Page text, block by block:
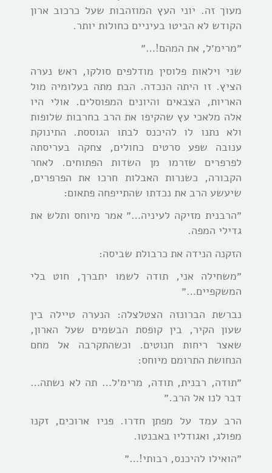
מעוך זה. יוני העץ המוזהבות שעל כרכוב ארון
הקודש לא הביטו בעיניים כחולות יותר.
״מרימ׳ל, את המהם!…״
שני וילאות פלוסין מודלפים סולקו, ראש נערה
הציץ. זו היתה הנכדה. הבת מתה בעלומיה מול
האריות, הצבאים והיונים המפוסלים. אולי היו
אלה מלאכי עץ שהקיפו את הרב בחרבות שלופות
ולא נתנו לו להיכנס לבתו הגוססת. התינוקת
ענובה שפע סרטים כחולים, צחקה בעריסתה
לפרפרים שזרמו מן השדות הפתוחים. לאחר
הקבורה, כשנרות האבלות חרכו את הפרפרים,
שיעשע הרב את נכדתו שהתייפחה פתאום:
״הרבנית מזיקה לעיניה…״ אמר מיוחס ותלש את
גדילי המפה.
הזקנה הנידה את כרבולת שביסה:
״משחילה אני, תודה לשמו יתברך, חוט בלי
המשקפיים…״
נברשת הברונזה הצטלצלה: הנערה טיילה בין
שעון הקיר, בין קופסת הבשמים שעל הארון,
שאצר ריחות חנוטים. וכשהתקרבה אל מחם
הנחושת התרומם מיוחס:
״תודה, רבנית, תודה, מרימ׳ל… תה לא נשתה…
דבר לנו אל הרב.״
הרב עמד על מפתן חדרו. פניו ארוכים, זקנו
מפולג, ואגודליו באבנטו.
״הואילו להיכנס, רבותי!…״